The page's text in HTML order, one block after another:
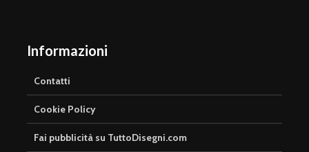
Informazioni
Contatti
Cookie Policy
Fai pubblicità su TuttoDisegni.com